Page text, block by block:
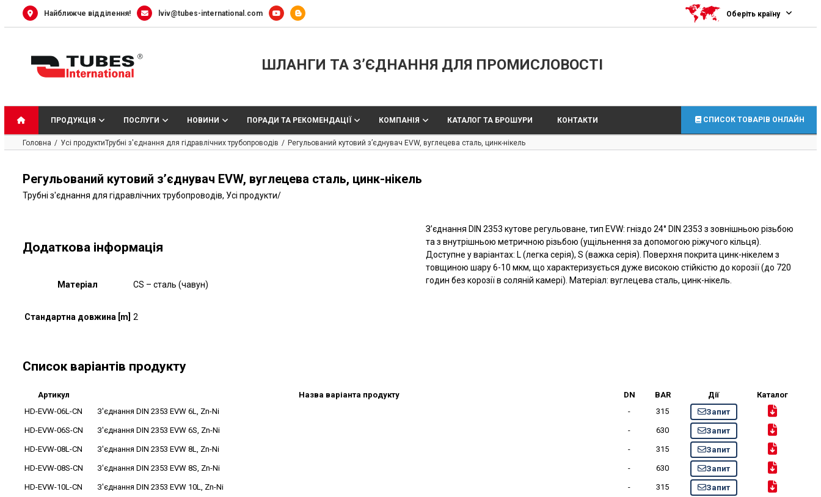
Найближче відділення! lviv@tubes-international.com Оберіть країну
ШЛАНГИ ТА З’ЄДНАННЯ ДЛЯ ПРОМИСЛОВОСТІ
ПРОДУКЦІЯ ПОСЛУГИ НОВИНИ ПОРАДИ ТА РЕКОМЕНДАЦІЇ КОМПАНІЯ КАТАЛОГ ТА БРОШУРИ КОНТАКТИ СПИСОК ТОВАРІВ ОНЛАЙН
Головна Усі продуктиТрубні з'єднання для гідравлічних трубопроводів Регульований кутовий з’єднувач EVW, вуглецева сталь, цинк-нікель
Регульований кутовий з’єднувач EVW, вуглецева сталь, цинк-нікель
Трубні з'єднання для гідравлічних трубопроводів, Усі продукти/
Додаткова інформація
Матеріал CS – сталь (чавун)
Стандартна довжина [m] 2
З’єднання DIN 2353 кутове регульоване, тип EVW: гніздо 24° DIN 2353 з зовнішньою різьбою
та з внутрішньою метричною різьбою (ущільнення за допомогою ріжучого кільця).
Доступне у варіантах: L (легка серія), S (важка серія). Поверхня покрита цинк-нікелем з
товщиною шару 6-10 мкм, що характеризується дуже високою стійкістю до корозії (до 720
годин без корозії в соляній камері). Матеріал: вуглецева сталь, цинк-нікель.
Список варіантів продукту
Артикул Назва варіанта продукту DN BAR Дії
Каталог
HD-EVW-06L-CN
З'єднання DIN 2353 EVW 6L, Zn-Ni - 315
Запит
HD-EVW-06S-CN
З'єднання DIN 2353 EVW 6S, Zn-Ni - 630
Запит
HD-EVW-08L-CN
З'єднання DIN 2353 EVW 8L, Zn-Ni - 315
Запит
HD-EVW-08S-CN
З'єднання DIN 2353 EVW 8S, Zn-Ni - 630
Запит
HD-EVW-10L-CN
З'єднання DIN 2353 EVW 10L, Zn-Ni - 315
Запит